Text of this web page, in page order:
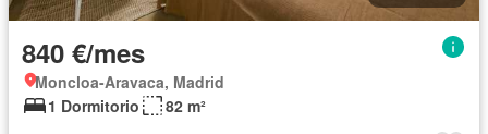
840 €/mes
Moncloa-Aravaca, Madrid
1 Dormitorio
82 m²